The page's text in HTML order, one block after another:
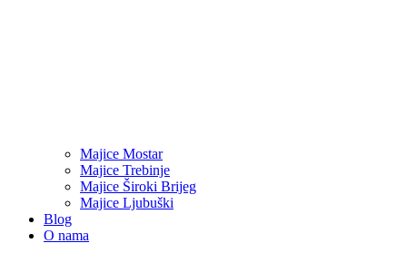
Majice Mostar
Majice Trebinje
Majice Široki Brijeg
Majice Ljubuški
Blog
O nama